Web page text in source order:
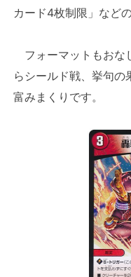
カード4枚制限」など
フォーマットもおな
らシールド戦、挙句の
富みまくりです。